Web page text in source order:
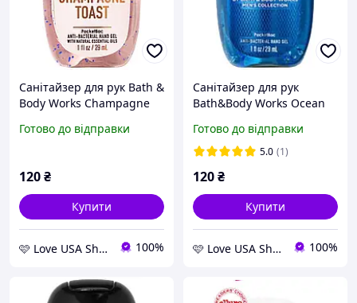
Санітайзер для рук Bath &
Body Works Champagne
Gel
Готово до відправки
120₴
Купити
🩷 Love USA Shop 🩷 100%
Санітайзер для рук
Bath&Body Works Ocean
Готово до відправки
5.0 (1)
120₴
Купити
🩷 Love USA Shop 🩷 100%